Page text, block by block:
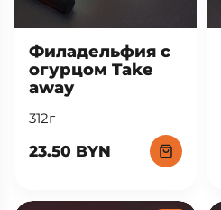
Филадельфия с
огурцом Take
away
312г
23.50 BYN